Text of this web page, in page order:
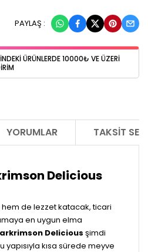
PAYLAŞ :
ÜRÜNLERDE 10000₺ VE ÜZERİ
YORUMLAR TAKSIT
Delicious
de lezzet katacak, ticari
en uygun elma
Delicious şimdi
yapısıyla kısa sürede meyve